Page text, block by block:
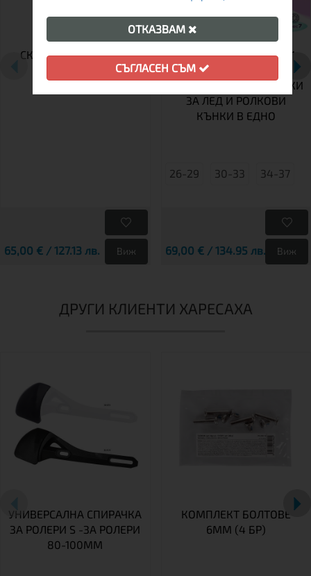
СКЕЙТБОРД TEMPISH
65,00 € / 127.13 лв. Виж
ДЕТСКИ РЕГУЛИРУЕМИ
КЪНКИ TEMPISH TRILO 4
В 1 GIRL – РОЛЕРИ, КЪНКИ
ЗА ЛЕД И РОЛКОВИ
КЪНКИ В ЕДНО
26-29 30-33 34-37
69,00 € / 134.95 лв. Виж
ДРУГИ КЛИЕНТИ ХАРЕСАХА
УНИВЕРСАЛНА СПИРАЧКА
ЗА РОЛЕРИ S -ЗА РОЛЕРИ
80-100MM
КОМПЛЕКТ БОЛТОВЕ
6MM (4 БР)
ОТКАЗВАМ
СЪГЛАСЕН СЪМ